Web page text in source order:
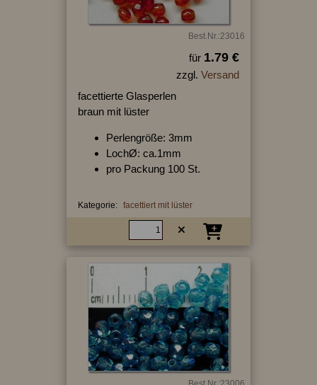
Best.Nr.:23016
für 1.79 €
zzgl. Versand
facettierte Glasperlen
braun mit lüster
Perlengröße: 3mm
LochØ: ca.1mm
pro Packung 100 St.
Kategorie: facettiert mit lüster